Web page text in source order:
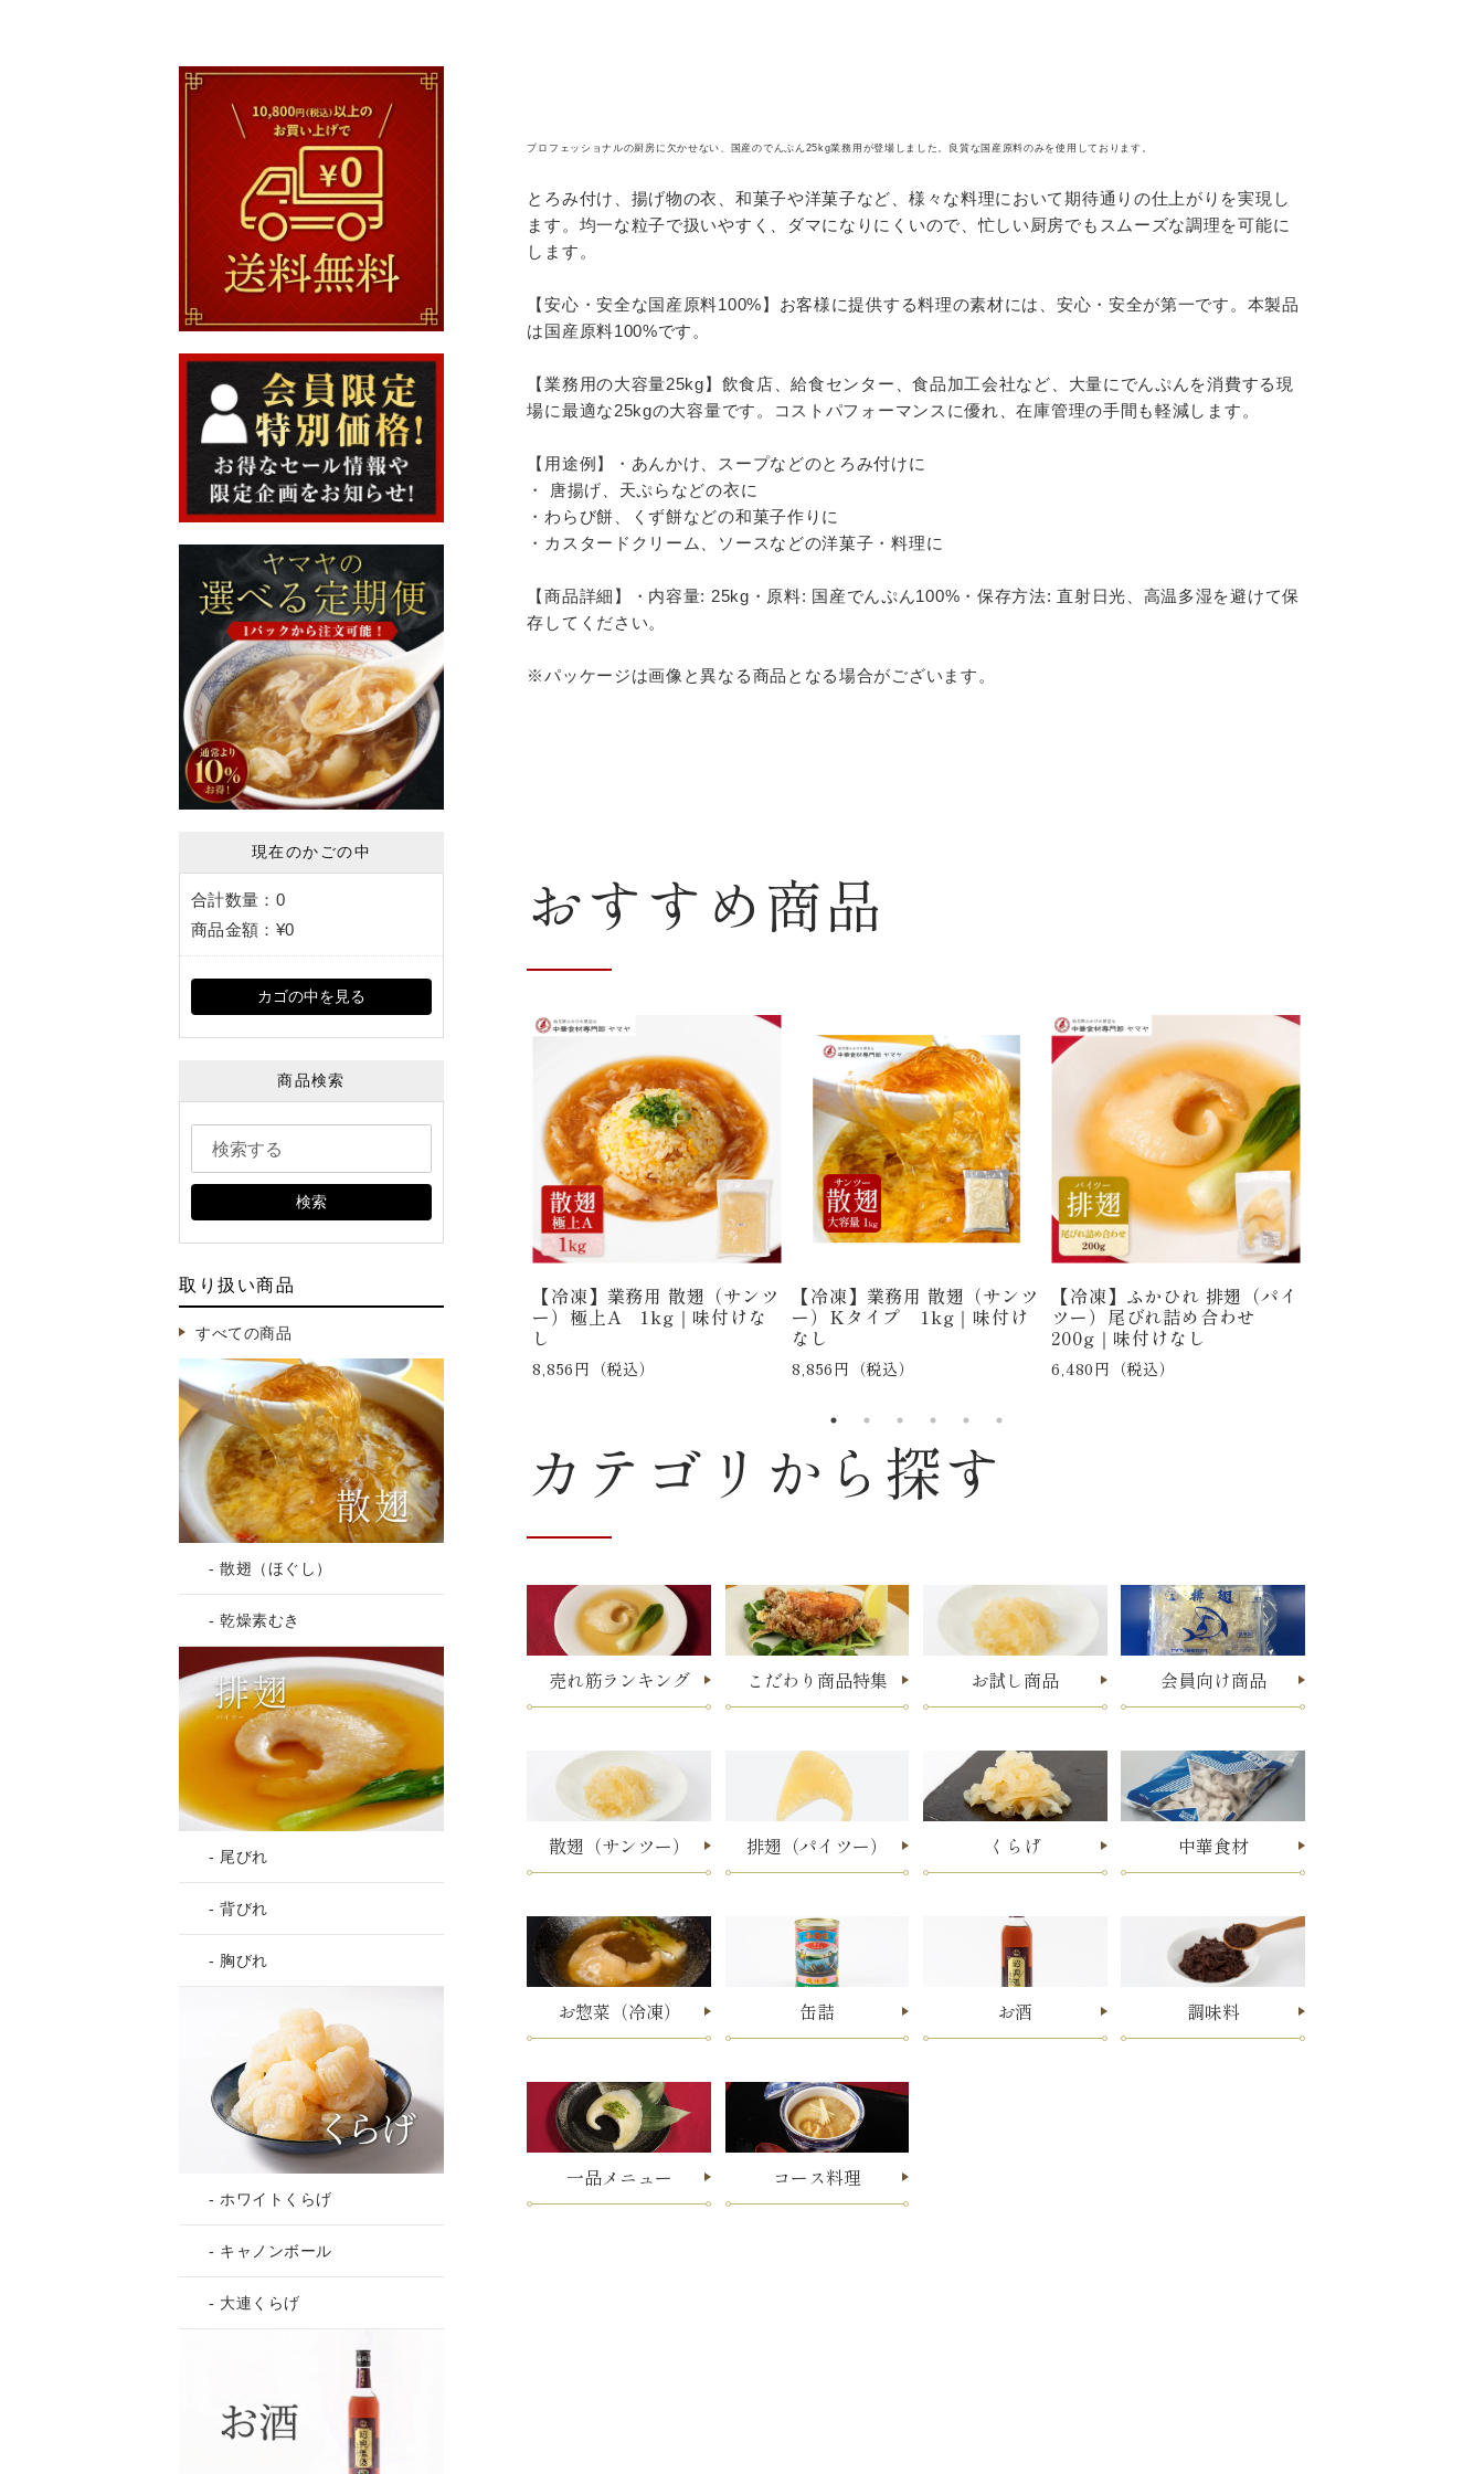
商
品
を
加
す
プロフェッショナルの厨房に欠かせない、国産のでんぷん 25kg業務用が登場しました。良質な国産原料のみを使用しております。
とろみ付け、揚げ物の衣、和菓子や洋菓子など、様々な料理において期待通りの仕上がりを実現し
ます。均一な粒子で扱いやすく、ダマになりにくいので、忙しい厨房でもスムーズな調理を可能に
します。
【安心・安全な国産原料100%】 お客様に提供する料理の素材には、安心・安全が第一です。本製品
は国産原料100%です 。
【業務用の大容量25kg】 飲食店、給食センター、食品加工会社など、大量にでんぷんを消費する現
場に最適な25kgの大容量です。コストパフォーマンスに優れ、在庫管理の手間も軽減します。
【用途例】 ・ あんかけ、スープなどのとろみ付けに
・
唐揚げ、天ぷらなどの衣に
・ わらび餅、くず餅などの和菓子作りに
・ カスタードクリーム、ソースなどの洋菓子・料理に
【商品詳細】 ・ 内容量: 25kg ・原料: 国産でんぷん100% ・保存方法:直射日光、高温多湿を避けて保
存してください。
※パッケージは画像と異なる商品となる場合がございます。
おすすめ商品
【冷凍】毛鹿鮫（モウカザ
メ）の排翅（パイツー）尾ビ
レ 1枚パック 230g UP｜味
【冷蔵】キャノンボール頭く
らげ 1kg｜お試しサイズ｜中
華専門卸の品
1,512円（税込）
【冷凍】業務用 散翅（サンツ
ー）極上A 1kg｜味付けな
し
8,856円（税込）
【冷凍】業務用 散翅（サンツ
ー）Kタイプ 1kg｜味付け
なし
8,856円（税込）
【冷凍】ふかひれ 排翅（パイ
ツー）尾びれ詰め合わせ
200g｜味付けなし
6,480円（税込）
カテゴリから探す
売れ筋ランキング こだわり商品特集 お試し商品 会員向け商品
散翅（サンツー） 排翅（パイツー） くらげ 中華食材
お惣菜（冷凍） 缶詰 お酒 調味料
一品メニュー コース料理
現在のかごの中
合計数量： 0
商品金額： ¥0
カゴの中を見る
商品検索
検索
取り扱い商品
すべての商品
- 散翅（ほぐし）
- 乾燥素むき
- 尾びれ
- 背びれ
- 胸びれ
- ホワイトくらげ
- キャノンボール
- 大連くらげ